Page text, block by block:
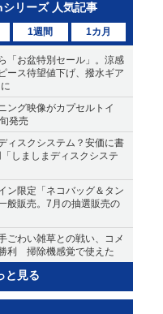
リーズ 人気記事
1週間 1カ月
「お盆特別セール」。涼感
ース待望値下げ、撥水ギア
ング映像がカプセルトイ
発売
ィスクシステム？安価に書
しましまディスクシステ
ン限定「ネコバッグ＆タン
般販売。7月の抽選販売の
ごわい雑草との戦い、コメ
利 掃除機感覚で使えた
と見る